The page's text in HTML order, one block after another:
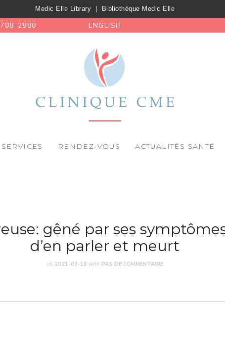
Medic Elle Library Bibliothèque Medic Elle
2888 ENGLISH
SERVICES RENDEZ-VOUS ACTUALITÉS SANTÉ
gêné par ses
d’en parler et meurt
on 2021-03-18 with PAS DE COMMENTAIRE